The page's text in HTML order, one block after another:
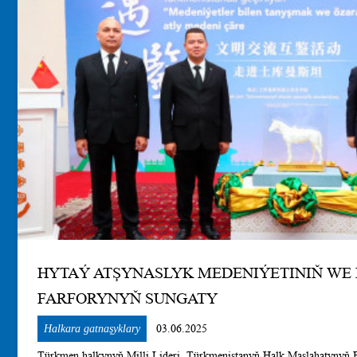
HYTAÝ ATŞYNASLYK MEDENIÝETINIŇ WE
FARFORYNYŇ SUNGATY
Halkara gatnaşyklary 03.06.2025